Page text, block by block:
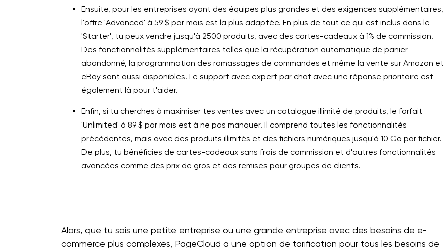
Ensuite, pour les entreprises ayant des équipes plus grandes et des exigences supplémentaires,
l'offre 'Advanced' à 59 $ par mois est la plus adaptée. En plus de tout ce qui est inclus dans le
'Starter', tu peux vendre jusqu'à 2500 produits, avec des cartes-cadeaux à 1% de commission.
Des fonctionnalités supplémentaires telles que la récupération automatique de panier
abandonné, la programmation des ramassages de commandes et même la vente sur Amazon et
eBay sont aussi disponibles. Le support avec expert par chat avec une réponse prioritaire est
également là pour t'aider.
Enfin, si tu cherches à maximiser tes ventes avec un catalogue illimité de produits, le forfait
'Unlimited' à 89 $ par mois est à ne pas manquer. Il comprend toutes les fonctionnalités
précédentes, mais avec des produits illimités et des fichiers numériques jusqu'à 10 Go par fichier.
De plus, tu bénéficies de cartes-cadeaux sans frais de commission et d'autres fonctionnalités
avancées comme des prix de gros et des remises pour groupes de clients.
Alors, que tu sois une petite entreprise ou une grande entreprise avec des besoins de e-
commerce plus complexes, PageCloud a une option de tarification pour tous les besoins de